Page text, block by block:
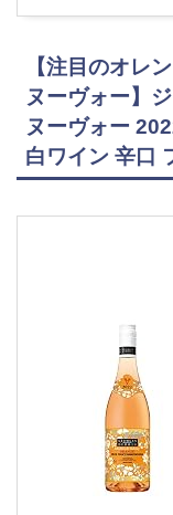
【注目のオレ
ヌーヴォー】
ヌーヴォー
白ワイン 辛口